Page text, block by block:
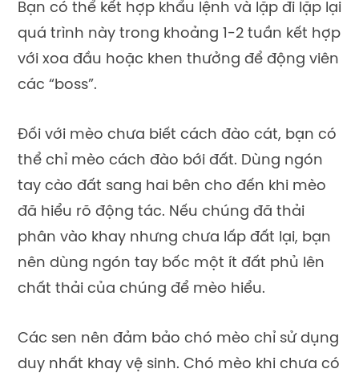
Bạn có thể kết hợp khẩu lệnh và lặp đi lặp lại
quá trình này trong khoảng 1-2 tuần kết hợp
với xoa đầu hoặc khen thưởng để động viên
các “boss”.
Đối với mèo chưa biết cách đào cát, bạn có
thể chỉ mèo cách đào bới đất. Dùng ngón
tay cào đất sang hai bên cho đến khi mèo
đã hiểu rõ động tác. Nếu chúng đã thải
phân vào khay nhưng chưa lấp đất lại, bạn
nên dùng ngón tay bốc một ít đất phủ lên
chất thải của chúng để mèo hiểu.
Các sen nên đảm bảo chó mèo chỉ sử dụng
duy nhất khay vệ sinh. Chó mèo khi chưa có